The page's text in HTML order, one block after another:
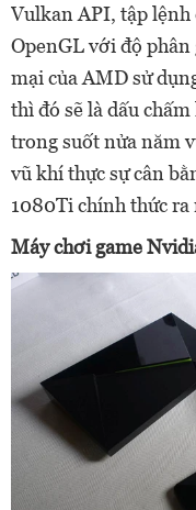
Vulkan API, tập lệnh
OpenGL với độ
mại của AMD sử
thì đó sẽ là dấu
trong suốt nửa năm
vũ khí thực sự cân
1080Ti chính thức ra
Máy chơi game